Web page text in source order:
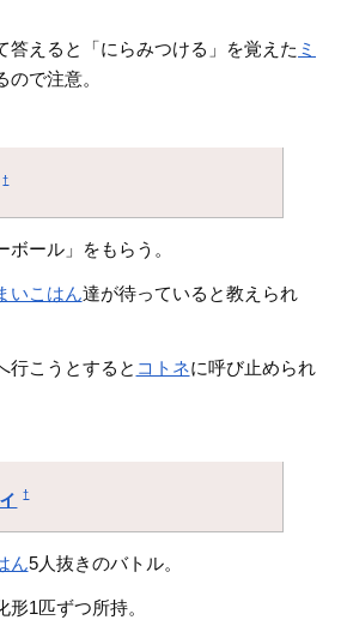
答えると「にらみつける」を覚えた ミ
ので注意。
†
ール」をもらう。
いこはん達が待っていると教えられ
行こうとすると コトネに呼び止められ
†
ん5人抜きのバトル。
形1匹ずつ所持。